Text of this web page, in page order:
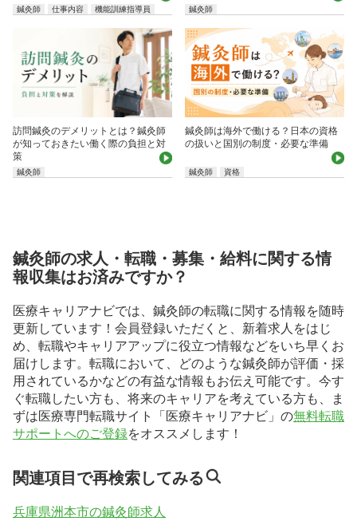
鍼灸師 仕事内容 機能訓練指導員 鍼灸師
訪問鍼灸のデメリットとは？鍼灸師
が知っておきたい働く際の負担と対
策
鍼灸師
鍼灸師は海外で働ける？日本の資格
の扱いと国別の制度・必要な準備
鍼灸師 資格
鍼灸師の求人・転職・募集・給料に関する情
報収集はお済みですか？
医療キャリアナビでは、鍼灸師の転職に関する情報を随時
更新しています！会員登録いただくと、新着求人をはじ
め、転職やキャリアアップに役立つ情報などをいち早くお
届けします。転職において、どのような鍼灸師が評価・採
用されているかなどの有益な情報もお伝え可能です。今す
ぐ転職したい方も、将来のキャリアを考えている方も、ま
ずは医療専門転職サイト「医療キャリアナビ」の無料転職
サポートへのご登録をオススメします！
関連項目で再検索してみる
兵庫県洲本市の鍼灸師求人